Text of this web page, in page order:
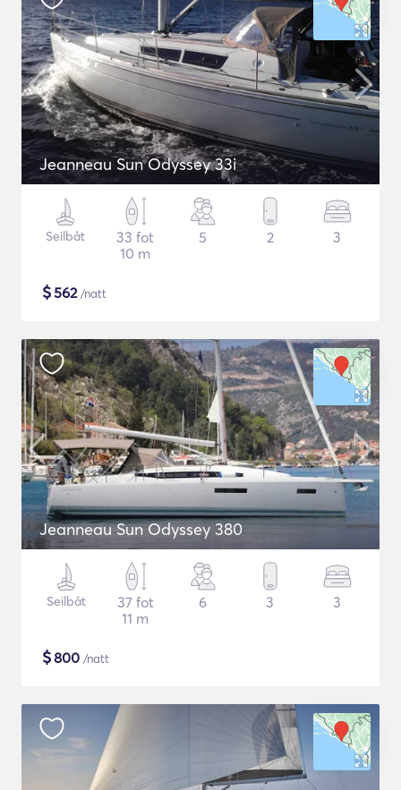
Jeanneau Sun Odyssey 33i
Seilbåt
33 fot
10 m
5 2 3
$562/natt
Jeanneau Sun Odyssey 380
Seilbåt
37 fot
11 m
6 3 3
$800 /natt